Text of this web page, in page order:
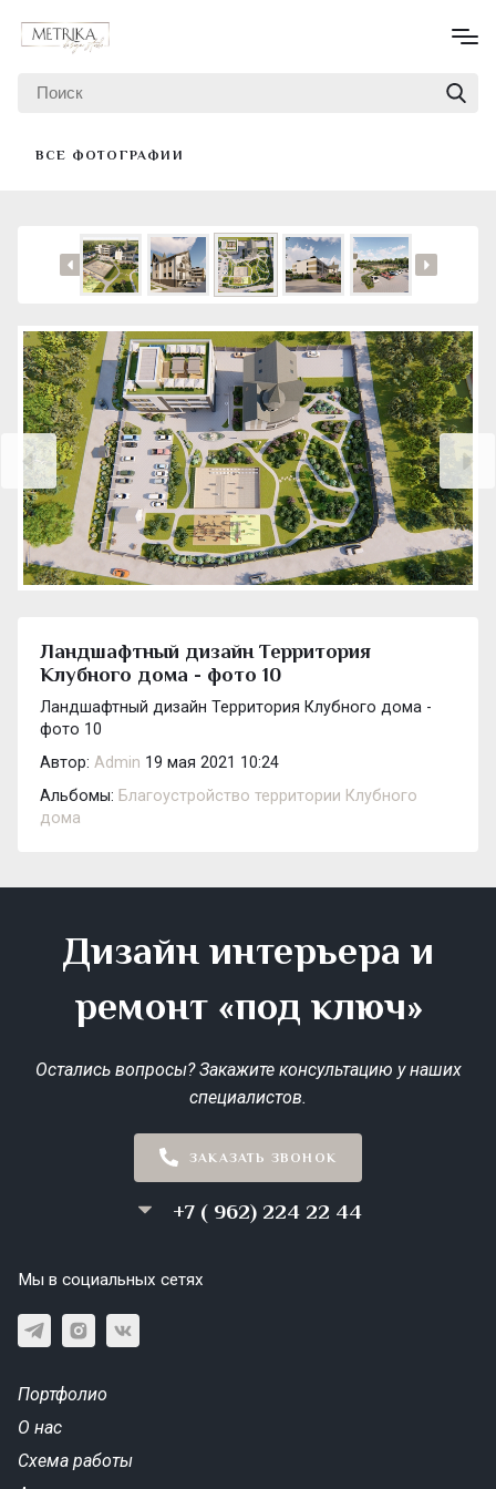
ВСЕ ФОТОГРАФИИ
Ландшафтный дизайн Территория
Клубного дома - фото 10
Ландшафтный дизайн Территория Клубного дома -
фото 10
Автор: Admin 19 мая 2021 10:24
Альбомы: Благоустройство территории Клубного
дома
Дизайн интерьера и
ремонт «под ключ»
Остались вопросы? Закажите консультацию у наших
специалистов.
ЗАКАЗАТЬ ЗВОНОК
+7 ( 962) 224 22 44
Мы в социальных сетях
Портфолио
О нас
Схема работы